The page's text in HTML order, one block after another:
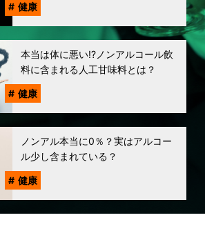
健康
本当は体に悪い!?ノンアルコール飲
料に含まれる人工甘味料とは？
健康
ノンアル本当に0％？実はアルコー
ル少し含まれている？
健康